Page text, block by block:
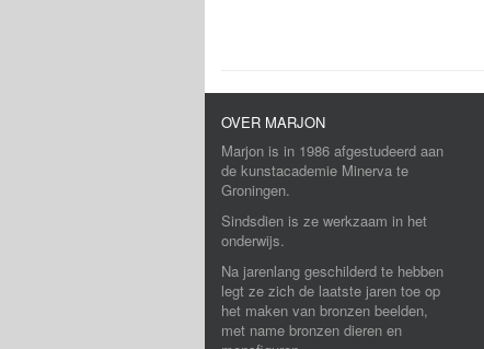
OVER MARJON
Marjon is in 1986 afgestudeerd aan
de kunstacademie Minerva te
Groningen.
Sindsdien is ze werkzaam in het
onderwijs.
Na jarenlang geschilderd te hebben
legt ze zich de laatste jaren toe op
het maken van bronzen beelden,
met name bronzen dieren en